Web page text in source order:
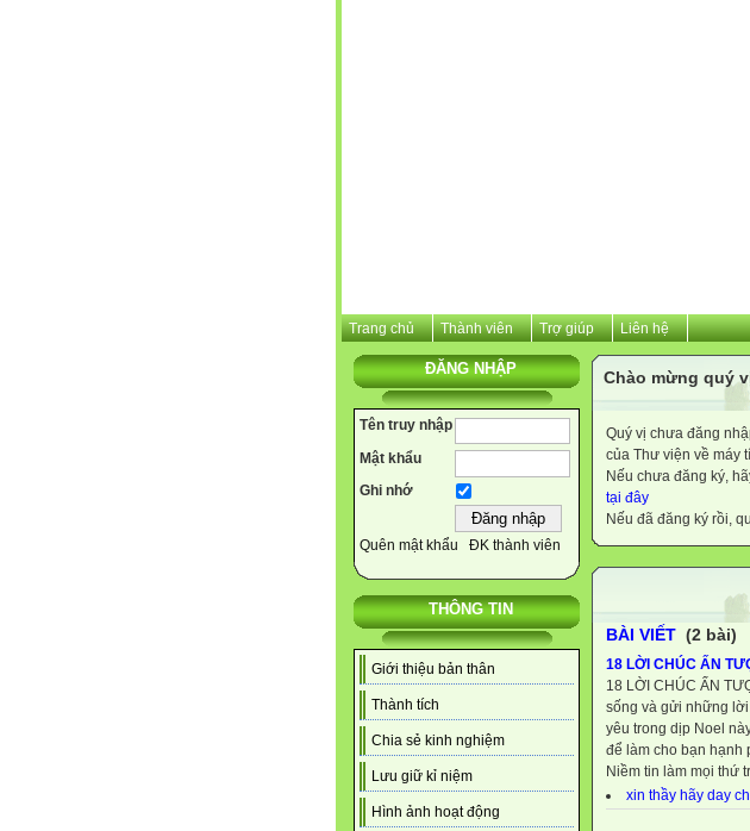
Trang chủ Thành viên Trợ giúp Liên hệ
ĐĂNG NHẬP
Tên truy nhập
Mật khẩu
Ghi nhớ
Quên mật khẩu ĐK thành viên
THÔNG TIN
Giới thiệu bản thân
Thành tích
Chia sẻ kinh nghiệm
Lưu giữ kỉ niệm
Hình ảnh hoạt động
Chào mừng quý
Quý vị chưa đăng
của Thư viện về máy
Nếu chưa đăng ký,
tại đây
Nếu đã đăng ký rồi,
BÀI VIẾT (2 bài)
18 LỜI CHÚC ẤN
18 LỜI CHÚC ẤN
sống và gửi những
yêu trong dịp Noel
để làm cho bạn hạnh
Niềm tin làm mọi thứ
xin thầy hãy day